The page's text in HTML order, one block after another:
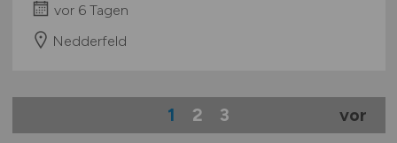
vor 6 Tagen
Nedderfeld
1 2 3 vor